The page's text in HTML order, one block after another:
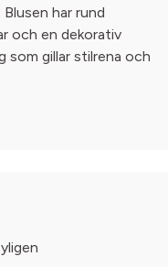
har rund
och en dekorativ
gillar stilrena och